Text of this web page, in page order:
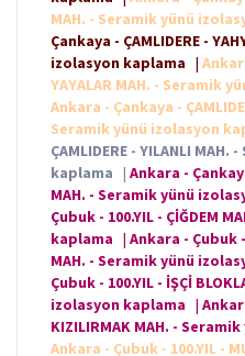
MAH. - Seramik yünü
Çankaya - ÇAMLIDERE -
izolasyon kaplama |
YAYALAR MAH. - Seramik
Ankara - Çankaya -
Seramik yünü izolasyon
ÇAMLIDERE - YILANLI
kaplama | Ankara -
MAH. - Seramik yünü
Çubuk - 100.YIL - ÇİĞDEM
kaplama | Ankara - Çubuk -
MAH. - Seramik yünü
Çubuk - 100.YIL - İŞÇİ
izolasyon kaplama |
KIZILIRMAK MAH. -
Ankara - Çubuk - 100.YIL -